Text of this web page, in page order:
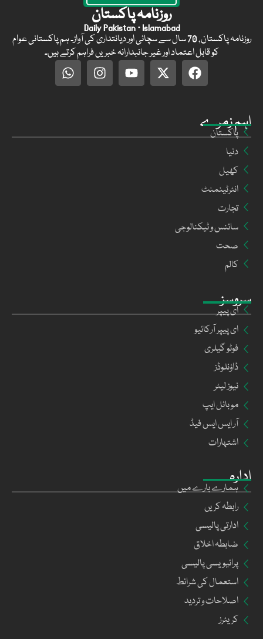
ادارہ
ہمارے بارے میں
رابطہ کریں
ادارتی پالیسی
ضابطہ اخلاق
پرائیویسی پالیسی
استعمال کی شرائط
اصلاحات و تردید
کریئرز
سروسز
ای پیپر
ای پیپر آرکائیو
فوٹو گیلری
ڈاؤنلوڈز
نیوز لیٹر
موبائل ایپ
آر ایس ایس فیڈ
اشتہارات
اہم زمرے
پاکستان
دنیا
کھیل
انٹرٹینمنٹ
تجارت
سائنس و ٹیکنالوجی
صحت
کالم
روزنامہ پاکستان
Daily Pakistan · Islamabad
روزنامہ پاکستان, 70 سال سے سچائی اور دیانتداری کی آواز۔ ہم پاکستانی عوام
کو قابل اعتماد اور غیر جانبدارانہ خبریں فراہم کرتے ہیں۔